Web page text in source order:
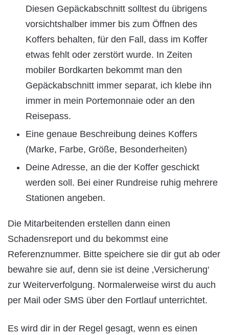
Diesen Gepäckabschnitt solltest du übrigens
vorsichtshalber immer bis zum Öffnen des
Koffers behalten, für den Fall, dass im Koffer
etwas fehlt oder zerstört wurde. In Zeiten
mobiler Bordkarten bekommt man den
Gepäckabschnitt immer separat, ich klebe ihn
immer in mein Portemonnaie oder an den
Reisepass.
Eine genaue Beschreibung deines Koffers
(Marke, Farbe, Größe, Besonderheiten)
Deine Adresse, an die der Koffer geschickt
werden soll. Bei einer Rundreise ruhig mehrere
Stationen angeben.
Die Mitarbeitenden erstellen dann einen
Schadensreport und du bekommst eine
Referenznummer. Bitte speichere sie dir gut ab oder
bewahre sie auf, denn sie ist deine ‚Versicherung‘
zur Weiterverfolgung. Normalerweise wirst du auch
per Mail oder SMS über den Fortlauf unterrichtet.
Es wird dir in der Regel gesagt, wenn es einen